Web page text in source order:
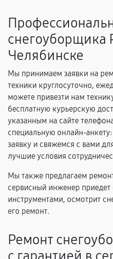
снегоуборщика
Челябинске
Мы принимаем заявки на
техники круглосуточно,
можете привезти нам
бесплатную курьерскую
указанным на сайте
специальную онлайн-
заявку и свяжемся с вами
лучшие условия
Мы также предлагаем
сервисный инженер
инструментами, осмотрит
его ремонт.
Ремонт